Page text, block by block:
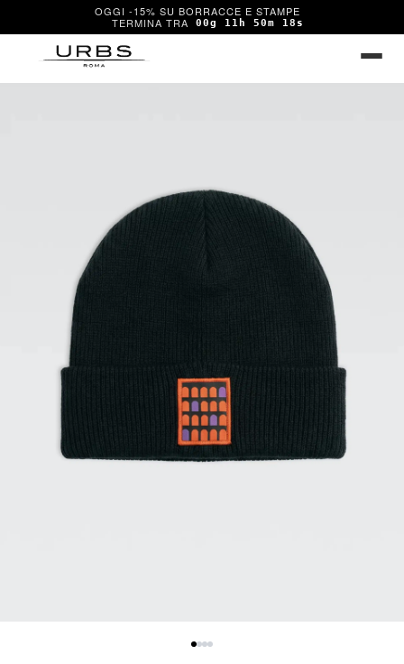
OGGI -15% SU BORRACCE E STAMPE
00g 11h 50m 18s